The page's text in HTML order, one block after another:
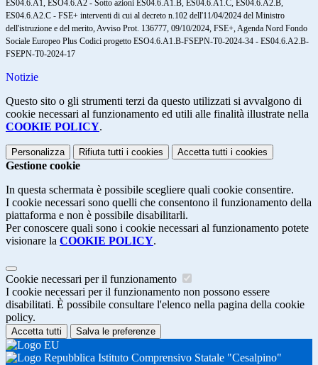
ES04.6.A1, ESO4.6.A2 - Sotto azioni ES04.6.A1.B, ES04.6.A1.C, ES04.6.A2.B,
ES04.6.A2.C - FSE+ interventi di cui al decreto n.102 dell'11/04/2024 del Ministro
dell'istruzione e del merito, Avviso Prot. 136777, 09/10/2024, FSE+, Agenda Nord Fondo
Sociale Europeo Plus Codici progetto ESO4.6.A1.B-FSEPN-T0-2024-34 - ES04.6.A2.B-
FSEPN-T0-2024-17
Notizie
Questo sito o gli strumenti terzi da questo utilizzati si avvalgono di
cookie necessari al funzionamento ed utili alle finalità illustrate nella
COOKIE POLICY.
Personalizza Rifiuta tutti i cookies Accetta tutti i cookies
Gestione cookie
In questa schermata è possibile scegliere quali cookie consentire.
I cookie necessari sono quelli che consentono il funzionamento della
piattaforma e non è possibile disabilitarli.
Per conoscere quali sono i cookie necessari al funzionamento potete
visionare la COOKIE POLICY.
Cookie necessari per il funzionamento
I cookie necessari per il funzionamento non possono essere
disabilitati. È possibile consultare l'elenco nella pagina della cookie
policy.
Accetta tutti Salva le preferenze
Istituto Comprensivo Statale "Cesalpino"